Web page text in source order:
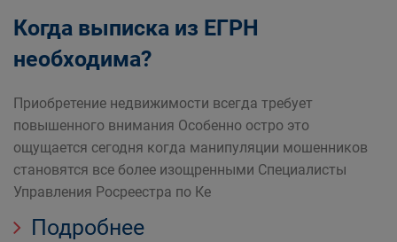
Когда выписка из ЕГРН
необходима?
Приобретение недвижимости всегда требует
повышенного внимания Особенно остро это
ощущается сегодня когда манипуляции мошенников
становятся все более изощренными Специалисты
Управления Росреестра по Ке
Подробнее